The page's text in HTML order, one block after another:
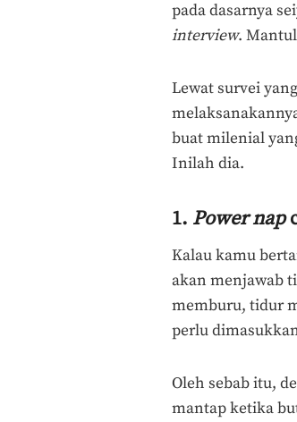
pada dasarnya
interview.
Lewat survei
buat milenial
Inilah dia.
1. Power nap
Kalau kamu
akan menjawab
memburu, tidur
perlu
Oleh sebab itu,
mantap ketika